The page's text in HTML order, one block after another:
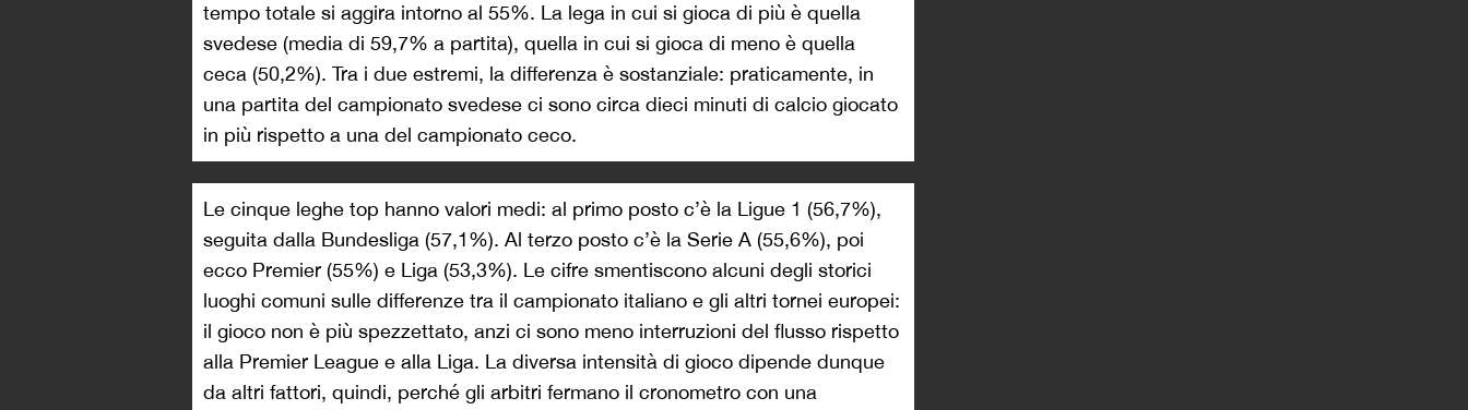
tempo totale si aggira intorno al 55%. La lega in cui si gioca di più è quella
svedese (media di 59,7% a partita), quella in cui si gioca di meno è quella
ceca (50,2%). Tra i due estremi, la differenza è sostanziale: praticamente, in
una partita del campionato svedese ci sono circa dieci minuti di calcio giocato
in più rispetto a una del campionato ceco.
Le cinque leghe top hanno valori medi: al primo posto c’è la Ligue 1 (56,7%),
seguita dalla Bundesliga (57,1%). Al terzo posto c’è la Serie A (55,6%), poi
ecco Premier (55%) e Liga (53,3%). Le cifre smentiscono alcuni degli storici
luoghi comuni sulle differenze tra il campionato italiano e gli altri tornei europei:
il gioco non è più spezzettato, anzi ci sono meno interruzioni del flusso rispetto
alla Premier League e alla Liga. La diversa intensità di gioco dipende dunque
da altri fattori, quindi, perché gli arbitri fermano il cronometro con una